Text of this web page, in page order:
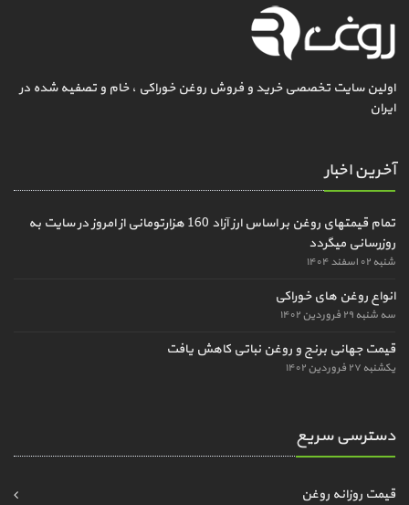
اولین سایت تخصصی خرید و فروش روغن خوراکی ، خام و تصفیه شده در
ایران
آخرین اخبار
تمام قیمتهای روغن بر اساس ارز آزاد 160 هزارتومانی از امروز در سایت به
روزرسانی میگردد
شنبه ۰۲ اسفند ۱۴۰۴
انواع روغن های خوراکی
سه شنبه ۲۹ فروردین ۱۴۰۲
قیمت جهانی برنج و روغن نباتی کاهش یافت
یکشنبه ۲۷ فروردین ۱۴۰۲
دسترسی سریع
قیمت روزانه روغن